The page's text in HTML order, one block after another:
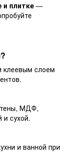
и плитке—
клеевым слоем
МДФ,
и сухой.
и ванной при